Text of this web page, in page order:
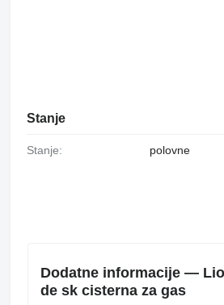
Stanje
Stanje: polovne
Dodatne informacije —
de sk cisterna za gas